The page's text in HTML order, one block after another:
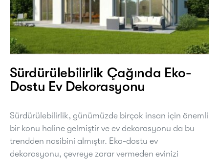
Sürdürülebilirlik Çağında Eko-
Dostu Ev Dekorasyonu
Sürdürülebilirlik, günümüzde birçok insan için önemli
bir konu haline gelmiştir ve ev dekorasyonu da bu
trendden nasibini almıştır. Eko-dostu ev
dekorasyonu, çevreye zarar vermeden evinizi